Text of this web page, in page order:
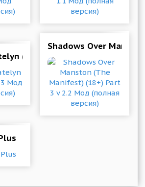
(18+) Chapter 3 Мод (полная
Shadows Over